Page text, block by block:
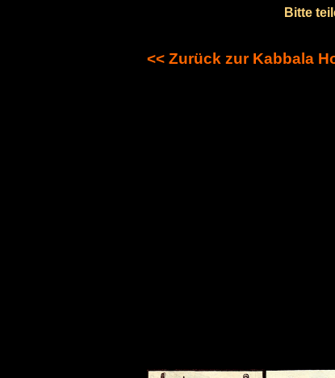
Bitte
<< Zurück zur Kabbala